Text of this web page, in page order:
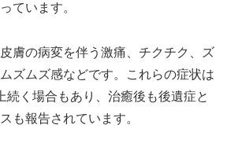
ています。
膚の病変を伴う激痛、チクチク、ズ
ズムズ感などです。これらの症状は
続く場合もあり、治癒後も後遺症と
も報告されています。